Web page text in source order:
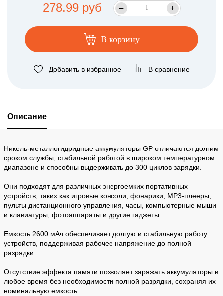
278.99 руб – +
В корзину
Добавить в избранное В сравнение
Описание
Никель-металлогидридные аккумуляторы GP отличаются долгим
сроком службы, стабильной работой в широком температурном
диапазоне и способны выдерживать до 300 циклов зарядки.
Они подходят для различных энергоемких портативных
устройств, таких как игровые консоли, фонарики, MP3-плееры,
пульты дистанционного управления, часы, компьютерные мыши
и клавиатуры, фотоаппараты и другие гаджеты.
Емкость 2600 мАч обеспечивает долгую и стабильную работу
устройств, поддерживая рабочее напряжение до полной
разрядки.
Отсутствие эффекта памяти позволяет заряжать аккумуляторы в
любое время без необходимости полной разрядки, сохраняя их
номинальную емкость.